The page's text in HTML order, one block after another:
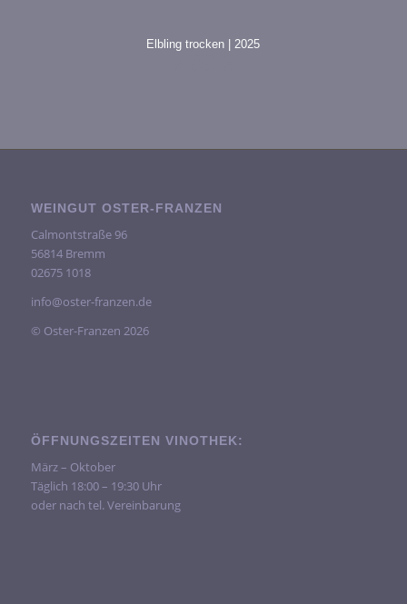
Elbling trocken | 2025
WEINGUT OSTER-FRANZEN
Calmontstraße 96
56814 Bremm
02675 1018
info@oster-franzen.de
© Oster-Franzen 2026
ÖFFNUNGSZEITEN VINOTHEK:
März – Oktober
Täglich 18:00 – 19:30 Uhr
oder nach tel. Vereinbarung